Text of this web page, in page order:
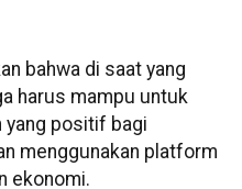
bahwa di saat yang
harus mampu untuk
yang positif bagi
menggunakan platform
ekonomi.